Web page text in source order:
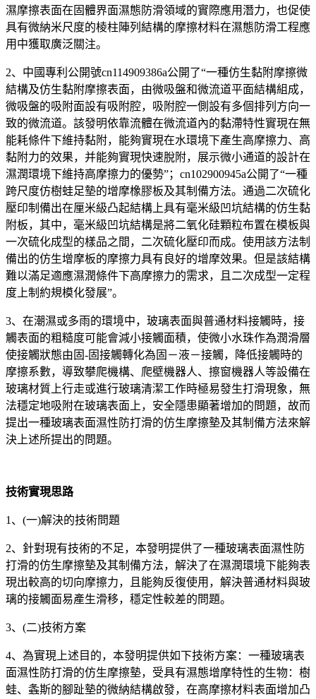
濕摩擦表面在固體界面濕態防滑領域的實際應用潛力，也促使
具有微納米尺度的棱柱陣列結構的摩擦材料在濕態防滑工程應
用中獲取廣泛關注。
2、中國專利公開號cn114909386a公開了“一種仿生黏附摩擦微
結構及仿生黏附摩擦表面，由微吸盤和微流道平面結構組成，
微吸盤的吸附面設有吸附腔，吸附腔一側設有多個排列方向一
致的微流道。該發明依靠流體在微流道內的黏滯特性實現在無
能耗條件下維持黏附，能夠實現在水環境下產生高摩擦力、高
黏附力的效果，并能夠實現快速脫附，展示微小通道的設計在
濕潤環境下維持高摩擦力的優勢”；cn102900945a公開了“一種
跨尺度仿樹蛙足墊的增摩橡膠板及其制備方法。通過二次硫化
壓印制備出在厘米級凸起結構上具有毫米級凹坑結構的仿生黏
附板，其中，毫米級凹坑結構是將二氧化硅顆粒布置在模板與
一次硫化成型的樣品之間，二次硫化壓印而成。使用該方法制
備出的仿生增摩板的摩擦力具有良好的增摩效果。但是該結構
難以滿足適應濕潤條件下高摩擦力的需求，且二次成型一定程
度上制約規模化發展”。
3、在潮濕或多雨的環境中，玻璃表面與普通材料接觸時，接
觸表面的粗糙度可能會減小接觸面積，使微小水珠作為潤滑層
使接觸狀態由固-固接觸轉化為固－液－接觸，降低接觸時的
摩擦系數，導致攀爬機構、爬壁機器人、擦窗機器人等設備在
玻璃材質上行走或進行玻璃清潔工作時極易發生打滑現象，無
法穩定地吸附在玻璃表面上，安全隱患顯著增加的問題，故而
提出一種玻璃表面濕性防打滑的仿生摩擦墊及其制備方法來解
決上述所提出的問題。
技術實現思路
1、(一)解決的技術問題
2、針對現有技術的不足，本發明提供了一種玻璃表面濕性防
打滑的仿生摩擦墊及其制備方法，解決了在濕潤環境下能夠表
現出較高的切向摩擦力，且能夠反復使用，解決普通材料與玻
璃的接觸面易產生滑移，穩定性較差的問題。
3、(二)技術方案
4、為實現上述目的，本發明提供如下技術方案：一種玻璃表
面濕性防打滑的仿生摩擦墊，受具有濕態增摩特性的生物：樹
蛙、螽斯的腳趾墊的微納結構啟發，在高摩擦材料表面增加凸